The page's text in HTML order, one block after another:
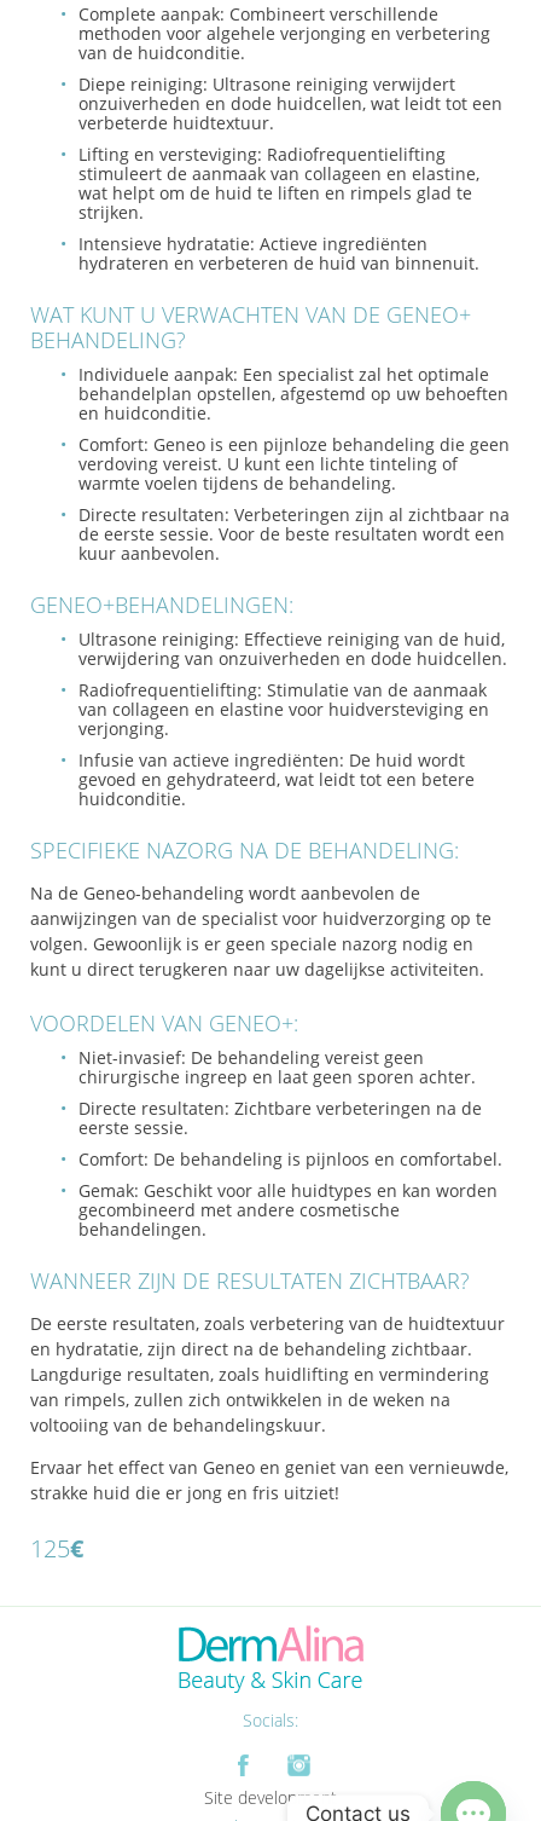
Complete aanpak: Combineert verschillende
methoden voor algehele verjonging en verbetering
van de huidconditie.
Diepe reiniging: Ultrasone reiniging verwijdert
onzuiverheden en dode huidcellen, wat leidt tot een
verbeterde huidtextuur.
Lifting en versteviging: Radiofrequentielifting
stimuleert de aanmaak van collageen en elastine,
wat helpt om de huid te liften en rimpels glad te
strijken.
Intensieve hydratatie: Actieve ingrediënten
hydrateren en verbeteren de huid van binnenuit.
WAT KUNT U VERWACHTEN VAN DE GENEO+
BEHANDELING?
Individuele aanpak: Een specialist zal het optimale
behandelplan opstellen, afgestemd op uw behoeften
en huidconditie.
Comfort: Geneo is een pijnloze behandeling die geen
verdoving vereist. U kunt een lichte tinteling of
warmte voelen tijdens de behandeling.
Directe resultaten: Verbeteringen zijn al zichtbaar na
de eerste sessie. Voor de beste resultaten wordt een
kuur aanbevolen.
GENEO+BEHANDELINGEN:
Ultrasone reiniging: Effectieve reiniging van de huid,
verwijdering van onzuiverheden en dode huidcellen.
Radiofrequentielifting: Stimulatie van de aanmaak
van collageen en elastine voor huidversteviging en
verjonging.
Infusie van actieve ingrediënten: De huid wordt
gevoed en gehydrateerd, wat leidt tot een betere
huidconditie.
SPECIFIEKE NAZORG NA DE BEHANDELING:
Na de Geneo-behandeling wordt aanbevolen de
aanwijzingen van de specialist voor huidverzorging op te
volgen. Gewoonlijk is er geen speciale nazorg nodig en
kunt u direct terugkeren naar uw dagelijkse activiteiten.
VOORDELEN VAN GENEO+:
Niet-invasief: De behandeling vereist geen
chirurgische ingreep en laat geen sporen achter.
Directe resultaten: Zichtbare verbeteringen na de
eerste sessie.
Comfort: De behandeling is pijnloos en comfortabel.
Gemak: Geschikt voor alle huidtypes en kan worden
gecombineerd met andere cosmetische
behandelingen.
WANNEER ZIJN DE RESULTATEN ZICHTBAAR?
De eerste resultaten, zoals verbetering van de huidtextuur
en hydratatie, zijn direct na de behandeling zichtbaar.
Langdurige resultaten, zoals huidlifting en vermindering
van rimpels, zullen zich ontwikkelen in de weken na
voltooiing van de behandelingskuur.
Ervaar het effect van Geneo en geniet van een vernieuwde,
strakke huid die er jong en fris uitziet!
125€
Socials:
Site development
Contact us